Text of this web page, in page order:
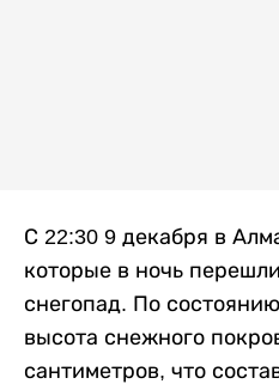
С 22:30 9 декабря в
которые в ночь
снегопад. По
высота снежного
сантиметров, что